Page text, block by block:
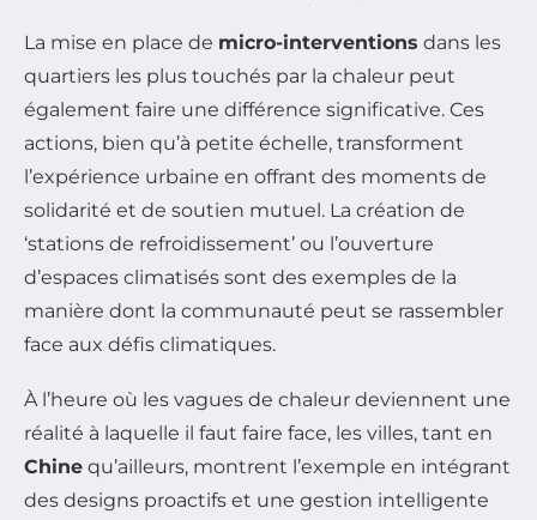
La mise en place de micro-interventions dans les
quartiers les plus touchés par la chaleur peut
également faire une différence significative. Ces
actions, bien qu’à petite échelle, transforment
l’expérience urbaine en offrant des moments de
solidarité et de soutien mutuel. La création de
‘stations de refroidissement’ ou l’ouverture
d’espaces climatisés sont des exemples de la
manière dont la communauté peut se rassembler
face aux défis climatiques.
À l’heure où les vagues de chaleur deviennent une
réalité à laquelle il faut faire face, les villes, tant en
Chine qu’ailleurs, montrent l’exemple en intégrant
des designs proactifs et une gestion intelligente